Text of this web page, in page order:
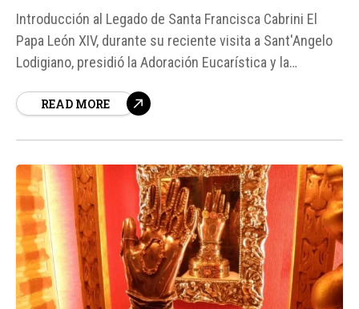
Introducción al Legado de Santa Francisca Cabrini El
Papa León XIV, durante su reciente visita a Sant'Angelo
Lodigiano, presidió la Adoración Eucarística y la
figura emblemática en la historia de la Iglesia Católica.
READ MORE